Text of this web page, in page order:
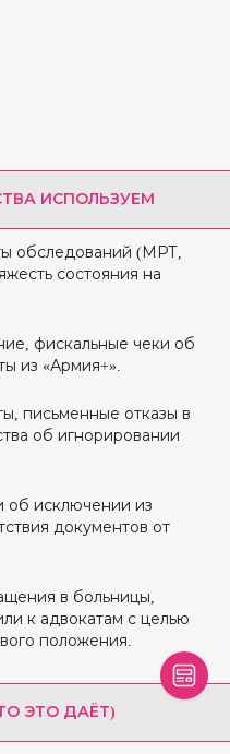
ИСПОЛЬЗУЕМ
обследований (МРТ,
состояния на
фискальные чеки об
из «Армия+».
письменные отказы в
об игнорировании
об исключении из
документов от
в больницы,
к адвокатам с целью
положения.
ЭТО ДАЁТ)